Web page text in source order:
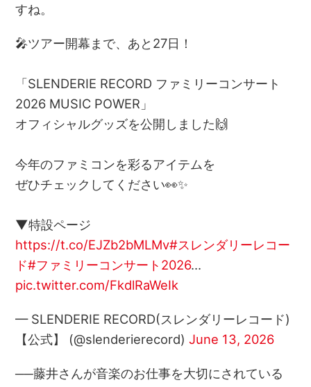
すね。
🎤ツアー開幕まで、あと27日！
「SLENDERIE RECORD ファミリーコンサート
2026 MUSIC POWER」
オフィシャルグッズを公開しました🙌
今年のファミコンを彩るアイテムを
ぜひチェックしてください👀✨
▼特設ページ
https://t.co/EJZb2bMLMv#スレンダリーレコー
ド#ファミリーコンサート2026…
pic.twitter.com/FkdlRaWeIk
— SLENDERIE RECORD(スレンダリーレコード)
【公式】 (@slenderierecord)June 13, 2026
──藤井さんが音楽のお仕事を大切にされている